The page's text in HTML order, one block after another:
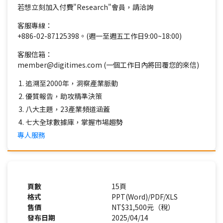
若想立刻加入付費"Research"會員，請洽詢
客服專線：
+886-02-87125398。(週一至週五工作日9:00~18:00)
客服信箱：
member@digitimes.com (一個工作日內將回覆您的來信)
追溯至2000年，洞察產業脈動
優質報告，助攻精準決策
八大主題，23產業頻道涵蓋
七大全球數據庫，掌握市場趨勢
專人服務
頁數
15頁
格式
PPT(Word)/PDF/XLS
售價
NT$31,500元（稅）
發布日期
2025/04/14